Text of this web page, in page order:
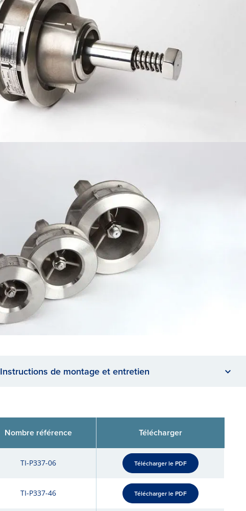
Instructions de montage et entretien
Nombre référence Télécharger
TI-P337-06 Télécharger le PDF
TI-P337-46 Télécharger le PDF